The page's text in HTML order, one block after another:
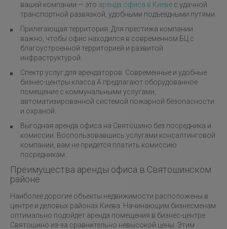
вашей компании — это аренда офиса в Киеве с удачной
транспортной развязкой, удобными подъездными путями.
Прилегающая территория. Для престижа компании
важно, чтобы офис находился в современном БЦ с
благоустроенной территорией и развитой
инфраструктурой.
Спектр услуг для арендаторов. Современные и удобные
бизнес-центры класса А предлагают оборудованное
помещение с коммунальными услугами,
автоматизированной системой пожарной безопасности
и охраной.
Выгодная аренда офиса на Святошино без посредника и
комиссии. Воспользовавшись услугами консалтинговой
компании, вам не придется платить комиссию
посредникам.
Преимущества аренды офиса в Святошинском
районе
Наиболее дорогие объекты недвижимости расположены в
центре и деловых районах Киева. Начинающим бизнесменам
оптимально подойдет аренда помещения в бизнес-центре
Святошино из-за сравнительно невысокой цены. Этим